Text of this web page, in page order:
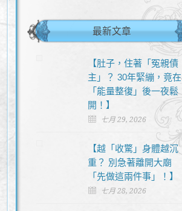
最新文章
【肚子，住著「冤親債
主」？ 30年緊繃，竟在
「能量整復」後一夜鬆
開！】
七月 29, 2026
【越「收驚」身體越沉
重？ 別急著離開大廟
「先做這兩件事」！】
七月 28, 2026